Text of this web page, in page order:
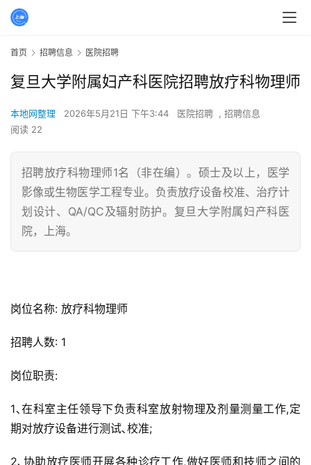
首页 招聘信息 医院招聘
复旦大学附属妇产科医院招聘放疗科物理师
本地网整理 2026年5月21日 下午3:44 医院招聘 , 招聘信息
阅读 22
招聘放疗科物理师1名（非在编）。硕士及以上，医学
影像或生物医学工程专业。负责放疗设备校准、治疗计
划设计、QA/QC及辐射防护。复旦大学附属妇产科医
院，上海。
岗位名称: 放疗科物理师
招聘人数: 1
岗位职责:
1､在科室主任领导下负责科室放射物理及剂量测量工作,定
期对放疗设备进行测试､校准;
2､协助放疗医师开展各种诊疗工作,做好医师和技师之间的